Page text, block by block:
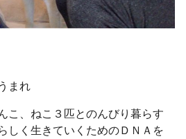
まれ
こ、ねこ３匹とのんびり暮らす
しく生きていくためのＤＮＡを